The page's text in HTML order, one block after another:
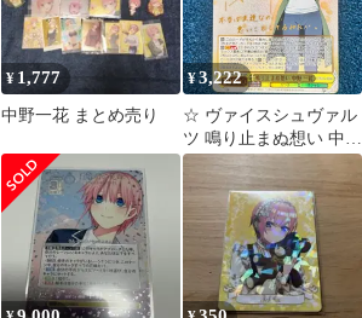
¥ 1,777
中野一花 まとめ売り
¥3,222
☆ ヴァイスシュヴァル
ツ 鳴り止まぬ想い 中野
一花 SSP(サイン)
5HY/W83-001SSP SSP 1
枚 ☆